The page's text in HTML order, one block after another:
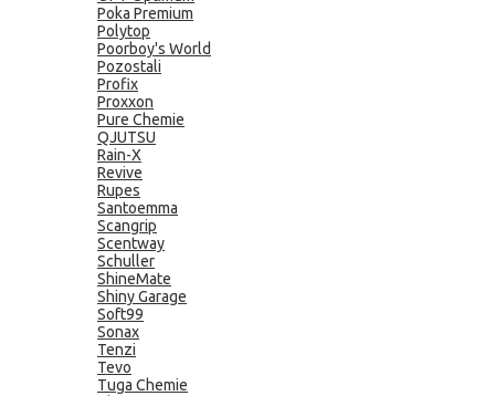
Poka Premium
Polytop
Poorboy's World
Pozostali
Profix
Proxxon
Pure Chemie
QJUTSU
Rain-X
Revive
Rupes
Santoemma
Scangrip
Scentway
Schuller
ShineMate
Shiny Garage
Soft99
Sonax
Tenzi
Tevo
Tuga Chemie